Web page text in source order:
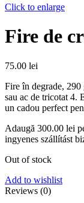
Click to enlarge
Fire de
75.00 lei
Fire în degrade, 290
sau ac de tricotat 4.
un cadou perfect
Adaugă 300.00 lei
ingyenes szállítást
Out of stock
Add to wishlist
Reviews (0)